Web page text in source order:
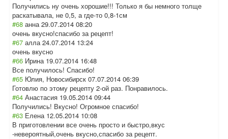
Получились ну очень хорошие!!! Только я бы немного толще
раскатывала, не 0,5, а где-то 0,8-1см
#68 анна 29.07.2014 08:20
очень вкусно!спасибо за рецепт!
#67 алла 24.07.2014 13:24
очень вкусно
#66 Ирина 19.07.2014 16:48
Все получилось! Спасибо!
#65 Юлия, Новосибирск 07.07.2014 06:39
Готовлю по этому рецепту 2-ой раз. Понравилось.
#64 Анастасия 19.05.2014 09:44
Получились! Вкусно! Огромное спасибо!
#63 Елена 12.05.2014 10:08
В приготовлении все очень просто и быстро,вкус
-невероятный,очень вкусно,спасибо за рецепт.